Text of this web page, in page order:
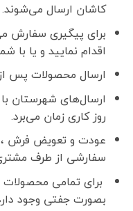
کاشان ارسال می‌شوند.
برای پیگیری سفارش
اقدام نمایید و یا با
ارسال محصولات پس
روز کاری زمان می‌برد.
عودت و تعویض فرش
سفارشی از طرف
برای تمامی
بصورت جفتی وجود